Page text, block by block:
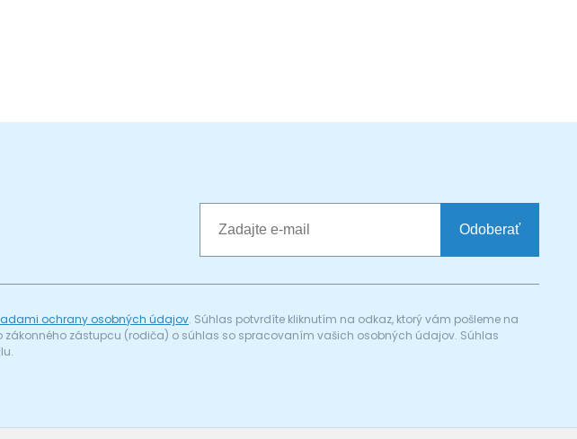
Odoberať
ochrany osobných údajov. Súhlas potvrdíte kliknutím na odkaz, ktorý vám pošleme na
zákonného zástupcu (rodiča) o súhlas so spracovaním vašich osobných údajov. Súhlas